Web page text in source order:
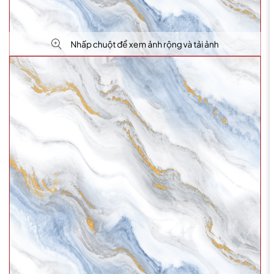
Nhấp chuột để xem ảnh rộng và tải ảnh